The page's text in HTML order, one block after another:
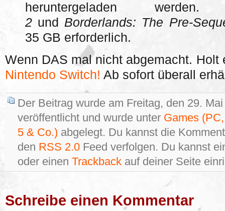
heruntergeladen
2 und Borderlands: The Pre-
35 GB erforderlich.
Wenn DAS mal nicht abgemacht.
Nintendo Switch! Ab sofort überall
Der Beitrag wurde am Freitag, den 29.
veröffentlicht und wurde unter Games
5 & Co.) abgelegt. Du kannst die
den RSS 2.0 Feed verfolgen. Du kannst
oder einen Trackback auf deiner Seite
Schreibe einen Kommentar